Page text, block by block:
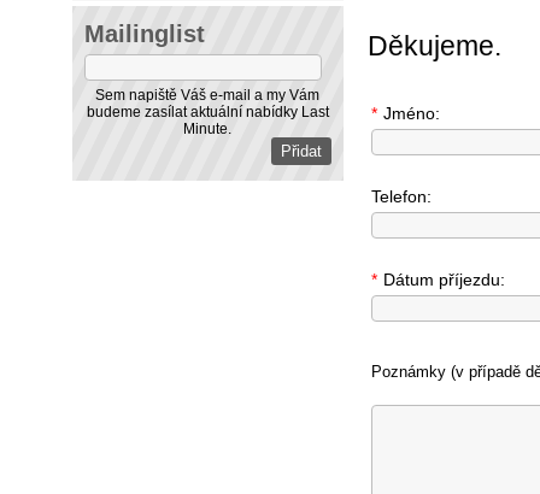
Děkujeme.
* Jméno:
Telefon:
* Dátum příjezdu:
Poznámky (v případě
Mailinglist
Sem napiště Váš e-mail a my Vám
budeme zasílat aktuální nabídky Last
Minute.